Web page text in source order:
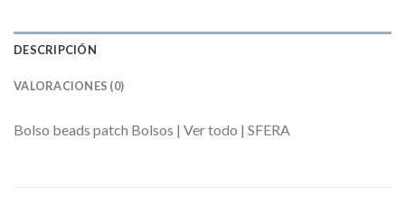
DESCRIPCIÓN
VALORACIONES (0)
Bolso beads patch Bolsos | Ver todo | SFERA